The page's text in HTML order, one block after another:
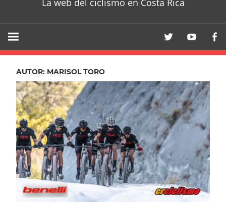
La web del ciclismo en Costa Rica
AUTOR: MARISOL TORO